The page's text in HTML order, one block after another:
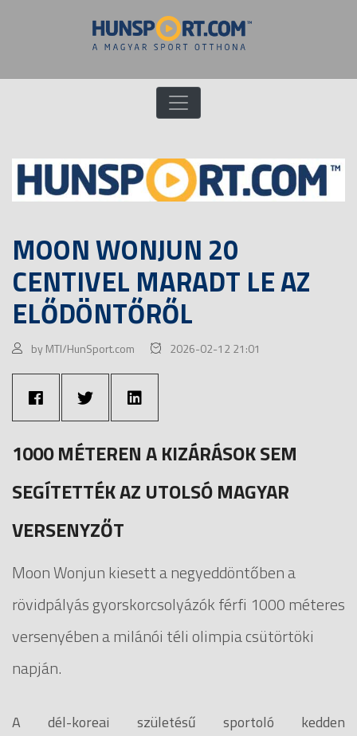
MOON WONJUN 20
CENTIVEL MARADT LE AZ
ELŐDÖNTŐRŐL
by MTI/HunSport.com 2026-02-12 21:01
1000 MÉTEREN A KIZÁRÁSOK SEM
SEGÍTETTÉK AZ UTOLSÓ MAGYAR
VERSENYZŐT
Moon Wonjun kiesett a negyeddöntőben a
rövidpályás gyorskorcsolyázók férfi 1000 méteres
versenyében a milánói téli olimpia csütörtöki
napján.
A dél-koreai születésű sportoló kedden